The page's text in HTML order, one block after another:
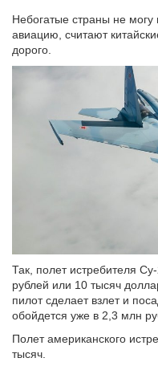
Небогатые страны не
авиацию, считают
дорого.
Так, полет истребителя
рублей или 10 тысяч
пилот сделает взлет и
обойдется уже в 2,3 млн
Полет американского
тысяч.